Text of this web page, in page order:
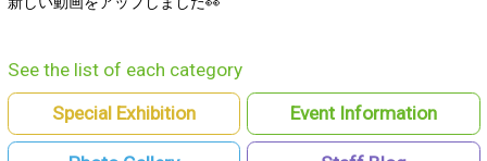
See the list of each category
Special Exhibition Event Information